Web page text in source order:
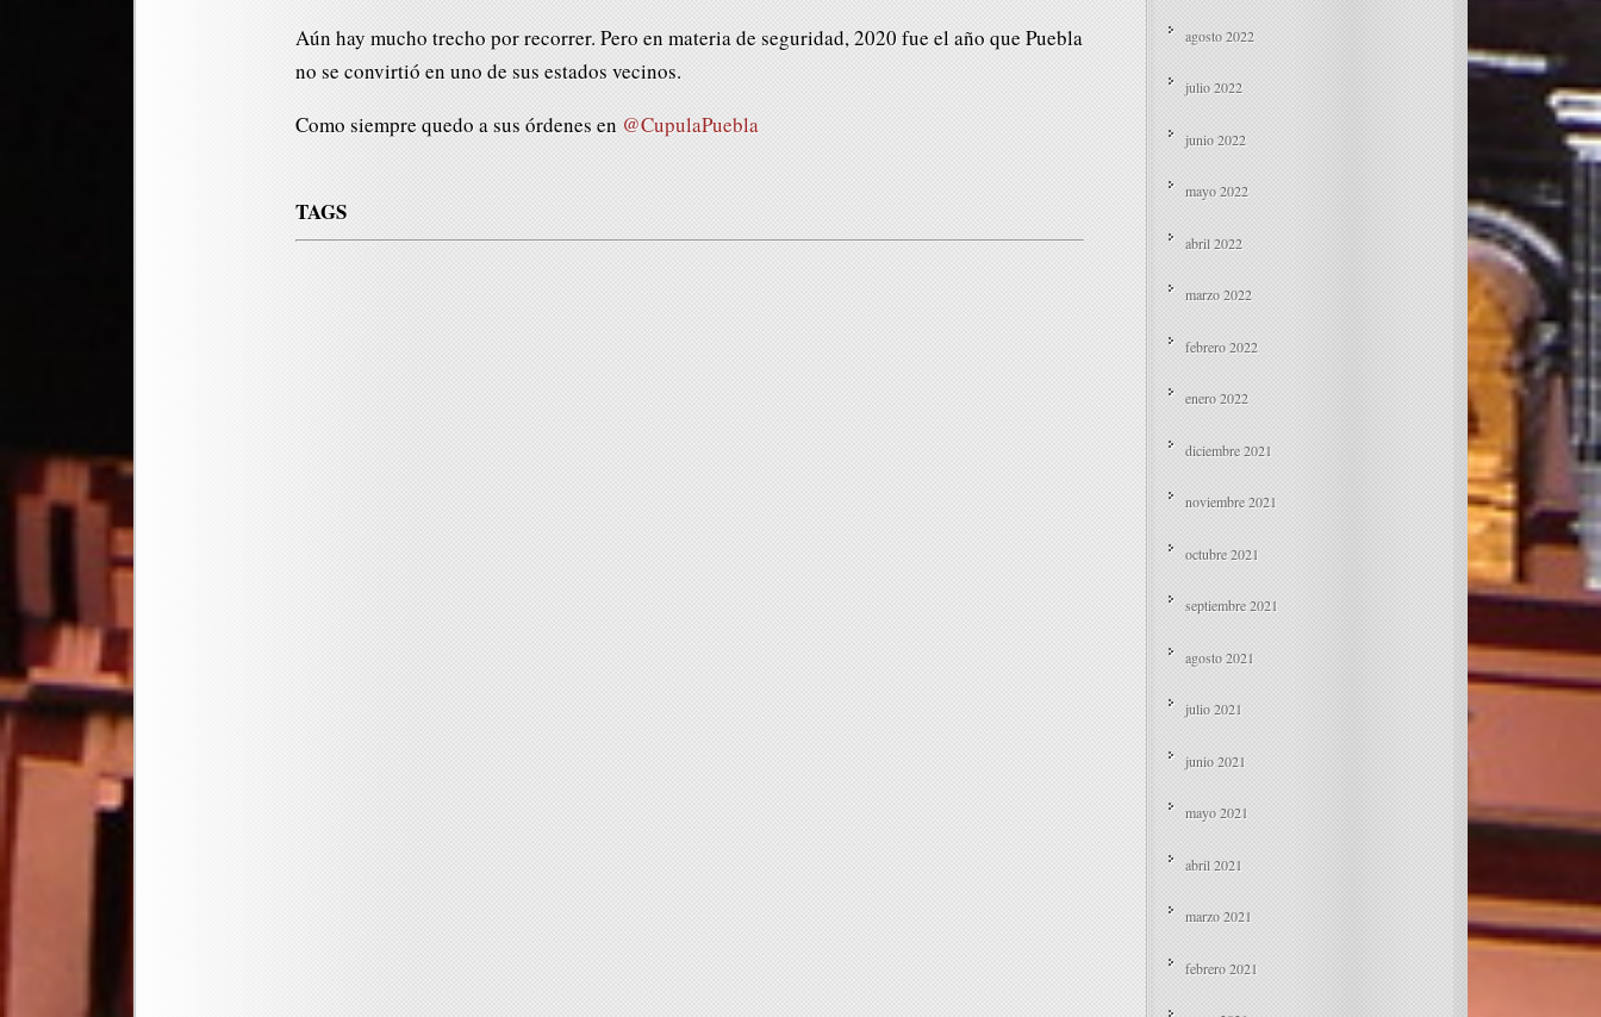
Aún hay mucho trecho por recorrer. Pero en materia de seguridad, 2020 fue el año que Puebla
no se convirtió en uno de sus estados vecinos.
Como siempre quedo a sus órdenes en @CupulaPuebla
TAGS
agosto 2022
julio 2022
junio 2022
mayo 2022
abril 2022
marzo 2022
febrero 2022
enero 2022
diciembre 2021
noviembre 2021
octubre 2021
septiembre 2021
agosto 2021
julio 2021
junio 2021
mayo 2021
abril 2021
marzo 2021
febrero 2021